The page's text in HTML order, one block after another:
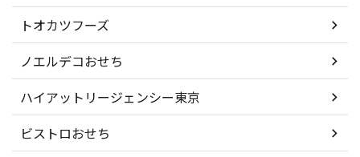
トオカツフーズ
ノエルデコおせち
ハイアットリージェンシー東京
ビストロおせち